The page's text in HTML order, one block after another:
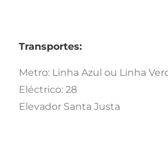
Transportes:
Metro: Linha Azul ou Linha
Eléctrico: 28
Elevador Santa Justa